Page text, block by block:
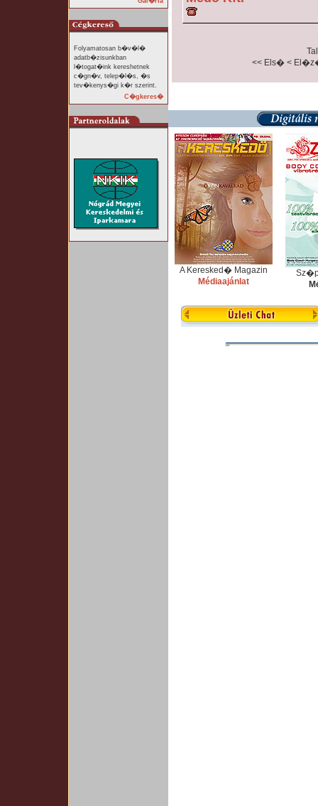
Folyamatosan b�v�l�
adatb�zisunkban
l�togat�ink kereshetnek
c�gn�v, telep�l�s, �s
tev�kenys�gi k�r szerint.
C�gkeres�
<< Els� <
A Keresked� Magazin
Médiaajánlat